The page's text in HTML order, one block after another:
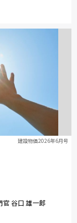
建設物価2026年6月号
官 谷口 雄一郎